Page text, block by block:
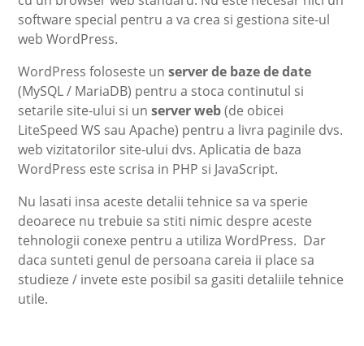
software special pentru a va crea si gestiona site-ul
web WordPress.
WordPress foloseste unserver de baze de date
(MySQL / MariaDB) pentru a stoca continutul si
setarile site-ului si unserver web(de obicei
LiteSpeed WS sau Apache) pentru a livra paginile dvs.
web vizitatorilor site-ului dvs. Aplicatia de baza
WordPress este scrisa in PHP si JavaScript.
Nu lasati insa aceste detalii tehnice sa va sperie
deoarece nu trebuie sa stiti nimic despre aceste
tehnologii conexe pentru a utiliza WordPress. Dar
daca sunteti genul de persoana careia ii place sa
studieze / invete este posibil sa gasiti detaliile tehnice
utile.